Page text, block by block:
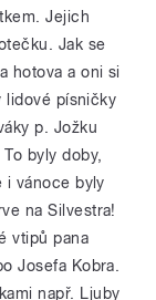
Jejich
Jak se
hotova a oni si
lidové písničky
p. Jožku
byly doby,
i vánoce byly
na Silvestra!
vtipů pana
Josefa Kobra.
např. Ljuby